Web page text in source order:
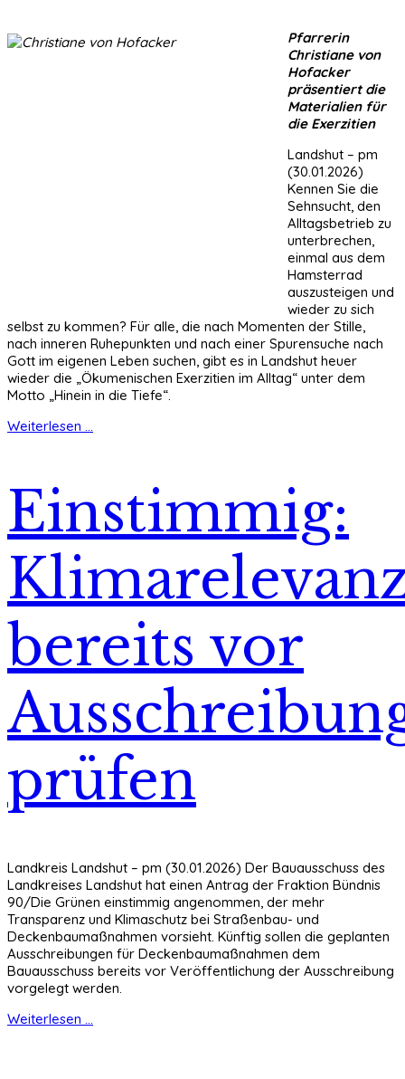
Pfarrerin
Christiane von
Hofacker
präsentiert die
Materialien für
die Exerzitien
Landshut – pm
(30.01.2026)
Kennen Sie die
Sehnsucht, den
Alltagsbetrieb zu
unterbrechen,
einmal aus dem
Hamsterrad
auszusteigen und
wieder zu sich
selbst zu kommen? Für alle, die nach Momenten der Stille,
nach inneren Ruhepunkten und nach einer Spurensuche nach
Gott im eigenen Leben suchen, gibt es in Landshut heuer
wieder die „Ökumenischen Exerzitien im Alltag“ unter dem
Motto „Hinein in die Tiefe“.
Weiterlesen ...
Einstimmig:
bereits vor
prüfen
Landkreis Landshut – pm (30.01.2026) Der Bauausschuss des
Landkreises Landshut hat einen Antrag der Fraktion Bündnis
90/Die Grünen einstimmig angenommen, der mehr
Transparenz und Klimaschutz bei Straßenbau- und
Deckenbaumaßnahmen vorsieht. Künftig sollen die geplanten
Ausschreibungen für Deckenbaumaßnahmen dem
Bauausschuss bereits vor Veröffentlichung der Ausschreibung
vorgelegt werden.
Weiterlesen ...